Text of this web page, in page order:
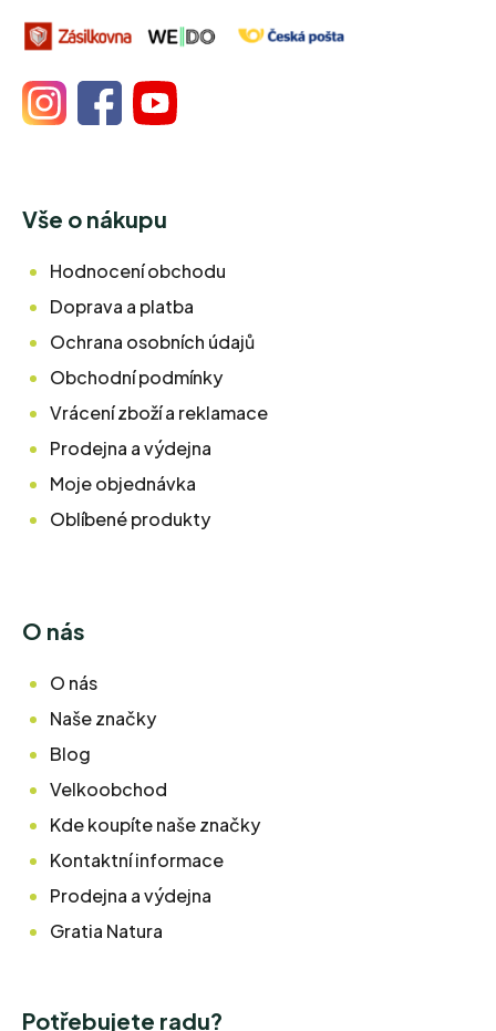
Vše o nákupu
Hodnocení obchodu
Doprava a platba
Ochrana osobních údajů
Obchodní podmínky
Vrácení zboží a reklamace
Prodejna a výdejna
Moje objednávka
Oblíbené produkty
O nás
O nás
Naše značky
Blog
Velkoobchod
Kde koupíte naše značky
Kontaktní informace
Prodejna a výdejna
Gratia Natura
Potřebujete radu?